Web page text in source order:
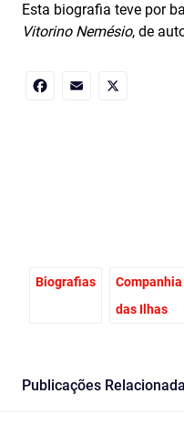
Esta biografia teve por
Vitorino Nemésio, de
Biografias
Companhia
das Ilhas
Publicações